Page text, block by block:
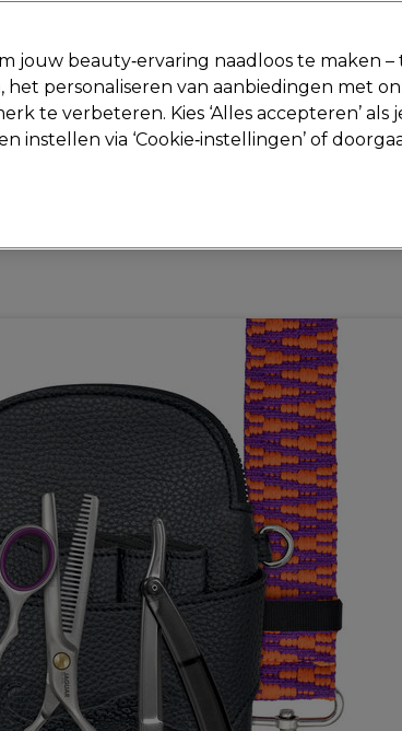
Deals Haar Elektra Beauty Salon
geleverd*
jouw beauty‑ervaring naadloos te maken
personaliseren van aanbiedingen met
te verbeteren. Kies ‘Alles accepteren’
instellen via ‘Cookie‑instellingen’ of